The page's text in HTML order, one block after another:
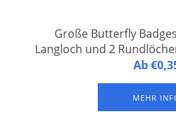
Große Butterfly
Langloch und 2
Butterfly Badges™ 1071.03 -
Langloch und 2 Rundlöchern an
500
Ab
MEHR